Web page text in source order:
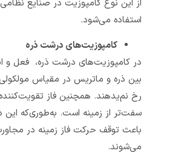
از این نوع کامپوزیت در صنایع نظامی و موشکی
استفاده می‌شود.
کامپوزیت‌های درشت ذره
در کامپوزیت‌های درشت ذره، فعل و انفعالات
بین ذره و ماتریس در مقیاس مولکولی یا اتمی
رخ نم‌ی­دهند. همچنین فاز تقویت­‌کننده نیز
سفت‌تر از زمینه است. به­‌طوری­‌که این ذرات،
باعث توقف حرکت فاز زمینه در مجاورت خود